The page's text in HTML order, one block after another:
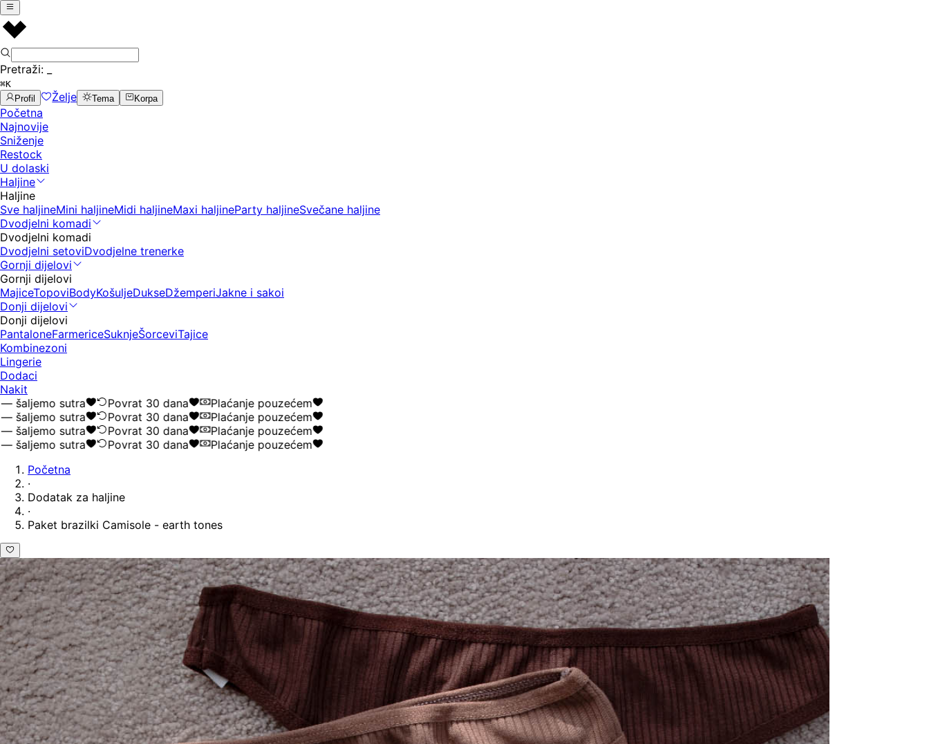
Pretraži:
⌘K
Profil
Želje Tema Korpa
Početna
Najnovije
Sniženje
Restock
U dolaski
Haljine
Haljine
Sve haljineMini haljineMidi haljineMaxi haljineParty haljineSvečane haljine
Dvodjelni komadi
Dvodjelni komadi
Dvodjelni setoviDvodjelne trenerke
Gornji dijelovi
Gornji dijelovi
MajiceTopoviBodyKošuljeDukseDžemperiJakne i sakoi
Donji dijelovi
Donji dijelovi
PantaloneFarmericeSuknjeŠorceviTajice
Kombinezoni
Lingerie
Dodaci
Nakit
sutra
Povrat 30 dana
Plaćanje pouzećem
sutra
Povrat 30 dana
Plaćanje pouzećem
sutra
Povrat 30 dana
Plaćanje pouzećem
sutra
Povrat 30 dana
Plaćanje pouzećem
Početna
·
Dodatak za haljine
·
Paket brazilki Camisole - earth tones